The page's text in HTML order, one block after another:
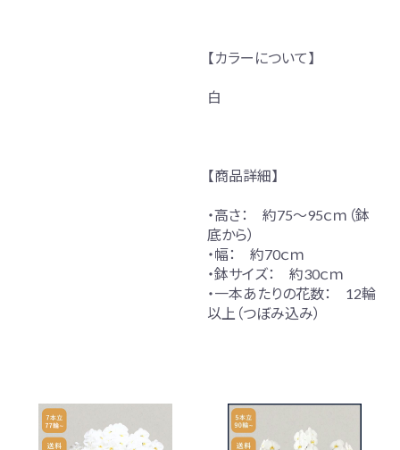
【カラーについて】
白
【商品詳細】
・高さ： 約75～95ｃｍ（鉢
底から）
・幅： 約70ｃｍ
・鉢サイズ： 約30ｃｍ
・一本あたりの花数： 12輪
以上（つぼみ込み）